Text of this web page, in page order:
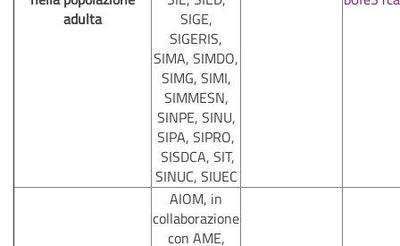
adulta
SIGE,
SIGERIS,
SIMA, SIMDO,
SIMG, SIMI,
SIMMESN,
SINPE, SINU,
SIPA, SIPRO,
SISDCA, SIT,
SINUC, SIUEC
AIOM, in
collaborazione
con AME,